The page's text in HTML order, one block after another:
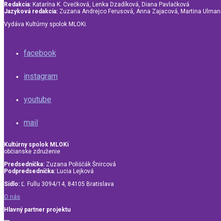
Redakcia: Katarína K. Cvečková, Lenka Dzadíková, Diana Pavlačková
Jazyková redakcia: Zuzana Andrejco Ferusová, Anna Zajacová, Martina
Vydáva Kultúrny spolok MLOKi.
facebook
instagram
youtube
mail
Kultúrny spolok MLOKi
občianske združenie
Predsedníčka: Zuzana Poliščák Šnircová
Podpredsedníčka: Lucia Lejková
Sídlo: Ľ. Fullu 3094/14, 84105 Bratislava
O nás
Hlavný partner projektu